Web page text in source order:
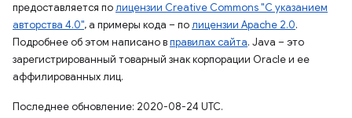
предоставляется полицензии Creative Commons "С указанием
авторства 4.0", а примеры кода – полицензии Apache 2.0.
Подробнее об этом написано вправилах сайта. Java – это
зарегистрированный товарный знак корпорации Oracle и ее
аффилированных лиц.
Последнее обновление: 2020-08-24 UTC.